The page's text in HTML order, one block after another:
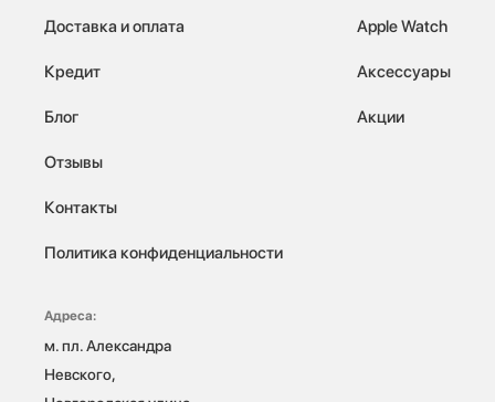
Доставка и оплата
Кредит
Блог
Отзывы
Контакты
Политика конфиденциальности
Apple Watch
Аксессуары
Акции
Адреса:
м. пл. Александра
Невского,